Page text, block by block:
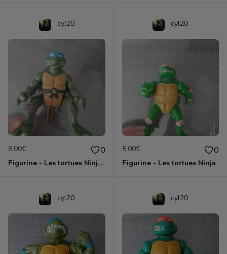
cyl20
8.00€ 0
Figurine - Les tortues Ninja - Leonardo
cyl20
5.00€ 0
Figurine - Les tortues Ninja
cyl20 cyl20